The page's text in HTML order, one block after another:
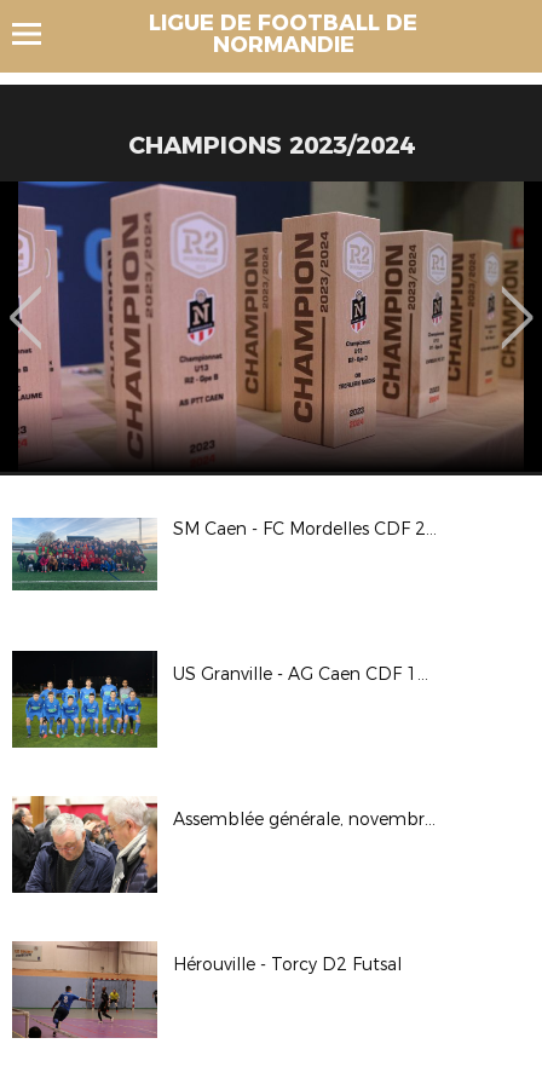
LIGUE DE FOOTBALL DE
NORMANDIE
CHAMPIONS 2023/2024
SM Caen - FC Mordelles CDF 24/11/19
US Granville - AG Caen CDF 16/11/19
Assemblée générale, novembre 2019
Hérouville - Torcy D2 Futsal